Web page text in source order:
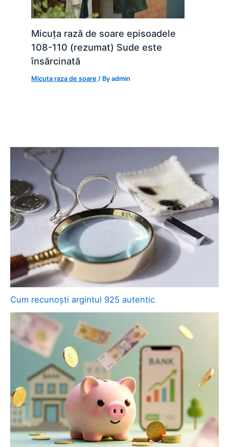
Micuța rază de soare episoadele
108-110 (rezumat) Sude este
însărcinată
Micuta raza de soare / Byadmin
Cum recunoști argintul 925 autentic